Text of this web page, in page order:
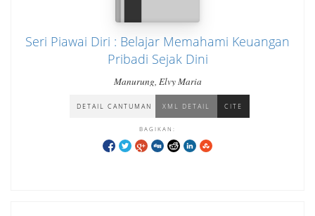
Seri Piawai Diri : Belajar Memahami Keuangan
Pribadi Sejak Dini
Manurung, Elvy Maria
DETAIL CANTUMAN XML DETAIL CITE
BAGIKAN: